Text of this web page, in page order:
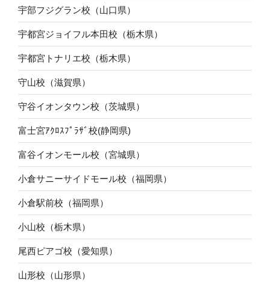
宇部フジグラン校（山口県）
宇都宮ジョイフル本田校（栃木県）
宇都宮トナリエ校（栃木県）
守山校（滋賀県）
守谷イオンタウン校（茨城県）
富士宮ｱｸﾛｽﾌﾟﾗｻﾞ校(静岡県)
富谷イオンモール校（宮城県）
小倉サニーサイドモール校（福岡県）
小倉駅前校（福岡県）
小山校（栃木県）
尾西ピアゴ校（愛知県）
山形校（山形県）